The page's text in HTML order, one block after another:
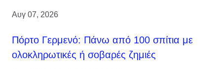
Αυγ 07, 2026
Πόρτο Γερμενό: Πάνω από 100 σπίτια με
ολοκληρωτικές ή σοβαρές ζημιές